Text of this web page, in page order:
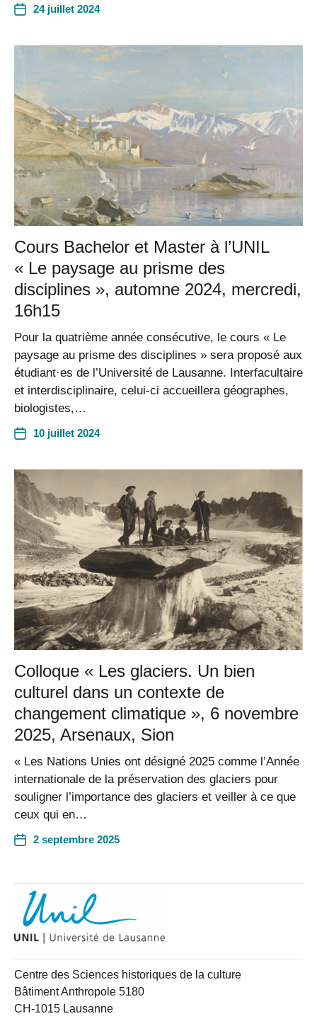
24 juillet 2024
Cours Bachelor et Master à l’UNIL
« Le paysage au prisme des
disciplines », automne 2024, mercredi,
16h15
Pour la quatrième année consécutive, le cours « Le
paysage au prisme des disciplines » sera proposé aux
étudiant·es de l’Université de Lausanne. Interfacultaire
et interdisciplinaire, celui-ci accueillera géographes,
biologistes,…
10 juillet 2024
Colloque « Les glaciers. Un bien
culturel dans un contexte de
changement climatique », 6 novembre
2025, Arsenaux, Sion
« Les Nations Unies ont désigné 2025 comme l’Année
internationale de la préservation des glaciers pour
souligner l’importance des glaciers et veiller à ce que
ceux qui en…
2 septembre 2025
Centre des Sciences historiques de la culture
Bâtiment Anthropole 5180
CH-1015 Lausanne